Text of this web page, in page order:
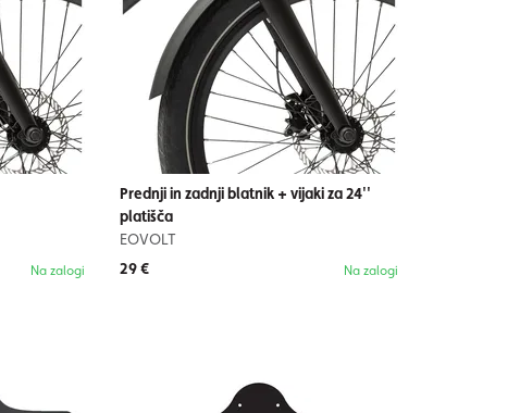
Na zalogi
Prednji in zadnji blatnik + vijaki za 24''
platišča
EOVOLT
29 €
Na zalogi